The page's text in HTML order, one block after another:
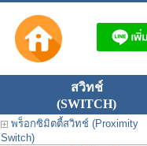
สวิทช์
(SWITCH)
พร็อกซิมิตตี้สวิทช์ (Proximity
Switch)